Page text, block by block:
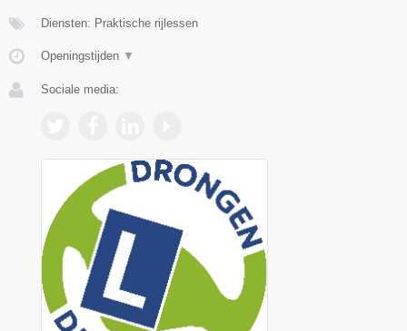
Diensten: Praktische rijlessen
Openingstijden ▼
Sociale media: